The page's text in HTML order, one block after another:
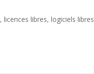
,licences libres,logiciels libres